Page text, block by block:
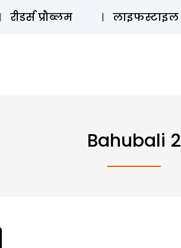
रीडर्स प्रौब्लम लाइफस्टाइल
Bahubali 2